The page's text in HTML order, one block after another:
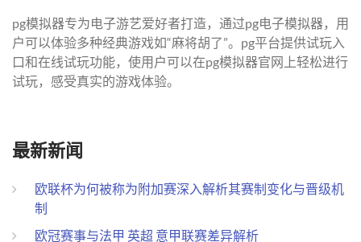
pg模拟器专为电子游艺爱好者打造，通过pg电子模拟器，用
户可以体验多种经典游戏如“麻将胡了”。pg平台提供试玩入
口和在线试玩功能，使用户可以在pg模拟器官网上轻松进行
试玩，感受真实的游戏体验。
最新新闻
欧联杯为何被称为附加赛深入解析其赛制变化与晋级机
制
欧冠赛事与法甲 英超 意甲联赛差异解析